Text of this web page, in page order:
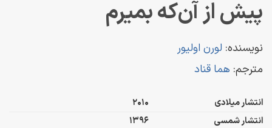
پیش از آن‌که بمیرم
نویسنده: لورن اولیور
مترجم: هما قناد
انتشار میلادی
2010
انتشار شمسی
1396